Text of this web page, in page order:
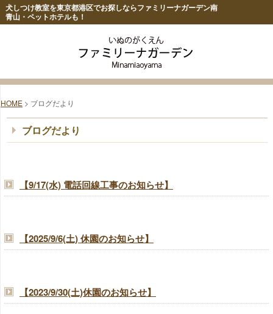
犬しつけ教室を東京都港区でお探しならファミリーナガーデン南
青山・ペットホテルも！
HOME > ブログだより
ブログだより
【9/17(水) 電話回線工事のお知らせ】
【2025/9/6(土) 休園のお知らせ】
【2023/9/30(土)休園のお知らせ】